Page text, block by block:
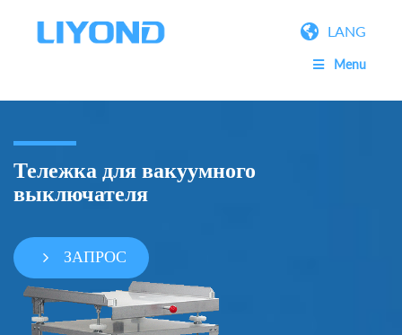
LANG
Menu
Тележка для вакуумного
выключателя
ЗАПРОС